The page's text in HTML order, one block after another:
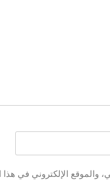
والموقع الإلكتروني في